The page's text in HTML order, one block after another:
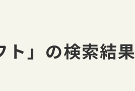
ト」の検索結果